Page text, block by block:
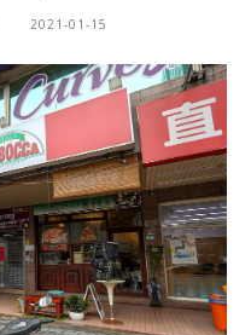
2021-01-15